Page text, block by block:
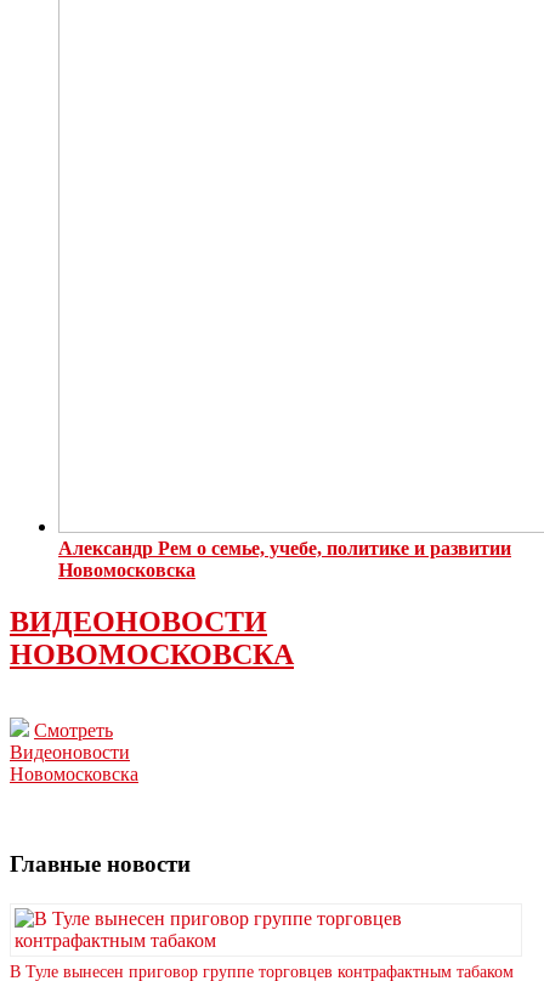
Александр Рем о семье, учебе, политике и развитии
Новомосковска
ВИДЕОНОВОСТИ
НОВОМОСКОВСКА
Смотреть
Видеоновости
Новомосковска
Главные новости
В Туле вынесен приговор группе торговцев контрафактным табаком